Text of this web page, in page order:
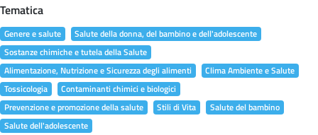
Tematica
Genere e salute
Salute della donna, del bambino e dell'adolescente
Sostanze chimiche e tutela della Salute
Alimentazione, Nutrizione e Sicurezza degli alimenti
Clima Ambiente e Salute
Tossicologia
Contaminanti chimici e biologici
Prevenzione e promozione della salute
Stili di Vita
Salute del bambino
Salute dell'adolescente